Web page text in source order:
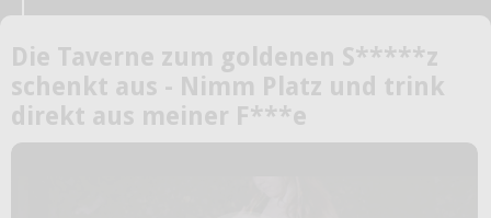
Die Taverne zum goldenen S*****z
schenkt aus - Nimm Platz und trink
direkt aus meiner F***e